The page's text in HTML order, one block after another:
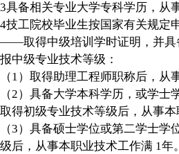
3具备相关专业大学专科学历，从
4技工院校毕业生按国家有关规定
——取得中级培训学时证明，并具
报中级专业技术等级：
（1）取得助理工程师职称后，从
（2）具备大学本科学历，或学士
取得初级专业技术等级后，从事本
（3）具备硕士学位或第二学士学
级后，从事本职业技术工作满 1年。